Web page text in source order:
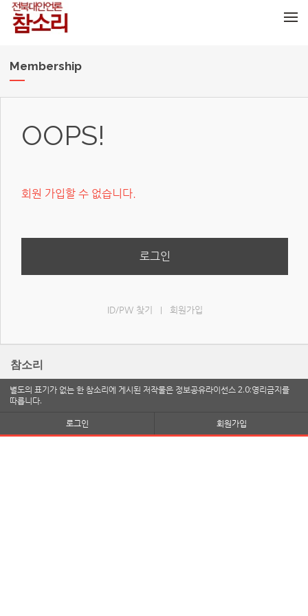
Membership
OOPS!
회원 가입할 수 없습니다.
로그인
ID/PW 찾기 회원가입
참소리
별도의 표기가 없는 한 참소리에 게시된 저작물은 정보공유라이선스 2.0:영리금지를
따릅니다.
로그인
회원가입